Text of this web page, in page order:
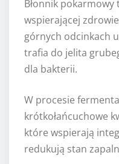
Błonnik
wspierającej
górnych odcinkach
trafia do jelita
dla bakterii.
W procesie
krótkołańcuchowe
które wspierają
redukują stan